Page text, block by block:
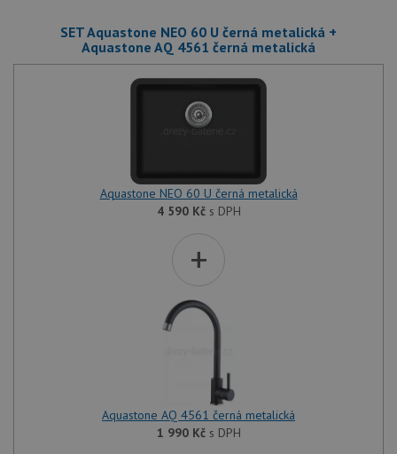
SET Aquastone NEO 60 U černá metalická +
Aquastone AQ 4561 černá metalická
Aquastone NEO 60 U černá metalická
4 590 Kčs DPH
+
Aquastone AQ 4561 černá metalická
1 990 Kčs DPH